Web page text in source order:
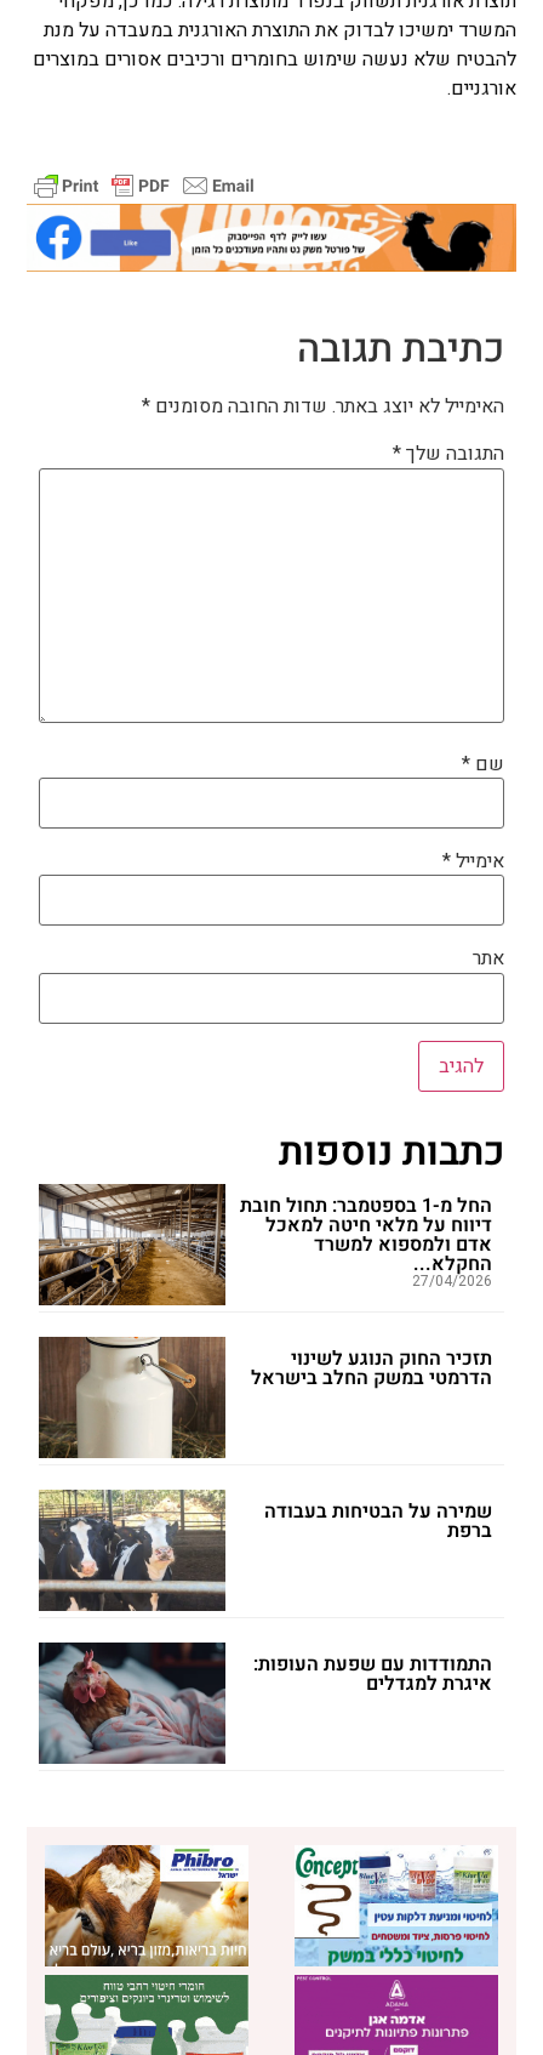
המשרד ימשיכו לבדוק את התוצרת האורגנית במעבדה על מנת
להבטיח שלא נעשה שימוש בחומרים ורכיבים אסורים במוצרים
אורגניים.
כתיבת תגובה
האימייל לא יוצג באתר. שדות החובה מסומנים *
התגובה שלך*
שם *
אימייל*
אתר
כתבות נוספות
החל מ-1 בספטמבר: תחול חובת
דיווח על מלאי חיטה למאכל
אדם ולמספוא למשרד
החקלא...
27/04/2026
תזכיר החוק הנוגע לשינוי
הדרמטי במשק החלב בישראל
שמירה על הבטיחות בעבודה
ברפת
התמודדות עם שפעת העופות:
איגרת למגדלים